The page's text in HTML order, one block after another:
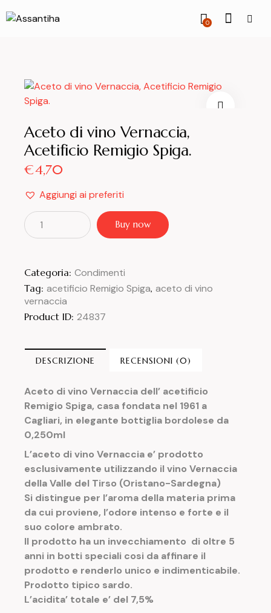
0
Aceto di vino Vernaccia,
Acetificio Remigio Spiga.
€4,70
Aggiungi ai preferiti
Buy now
Categoria: Condimenti
Tag: acetificio Remigio Spiga, aceto di vino
vernaccia
Product ID: 24837
DESCRIZIONE RECENSIONI (0)
Aceto di vino Vernaccia dell’ acetificio
Remigio Spiga, casa fondata nel 1961 a
Cagliari, in elegante bottiglia bordolese da
0,250ml
L’aceto di vino Vernaccia e’ prodotto
esclusivamente utilizzando il vino Vernaccia
della Valle del Tirso (Oristano-Sardegna)
Si distingue per l’aroma della materia prima
da cui proviene, l’odore intenso e forte e il
suo colore ambrato.
Il prodotto ha un invecchiamento di oltre 5
anni in botti speciali cosi da affinare il
prodotto e renderlo unico e indimenticabile.
Prodotto tipico sardo.
L’acidita’ totale e’ del 7,5%